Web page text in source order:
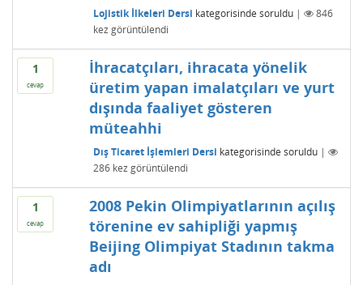
Lojistik İlkeleri Dersi kategorisinde soruldu |
846
kez görüntülendi
1
cevap
İhracatçıları, ihracata yönelik
üretim yapan imalatçıları ve yurt
dışında faaliyet gösteren
müteahhi
Dış Ticaret İşlemleri Dersi kategorisinde soruldu |
286kez görüntülendi
1
cevap
2008 Pekin Olimpiyatlarının açılış
törenine ev sahipliği yapmış
Beijing Olimpiyat Stadının takma
adı